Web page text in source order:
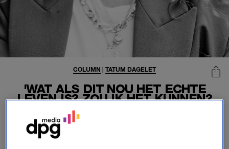
'WAT ALS DIT NOU HET ECHTE
LEVEN IS? ZOU IK HET KUNNEN?
MIJN FAMILIE EN VRIENDEN
COLUMN | TATUM DAGELET